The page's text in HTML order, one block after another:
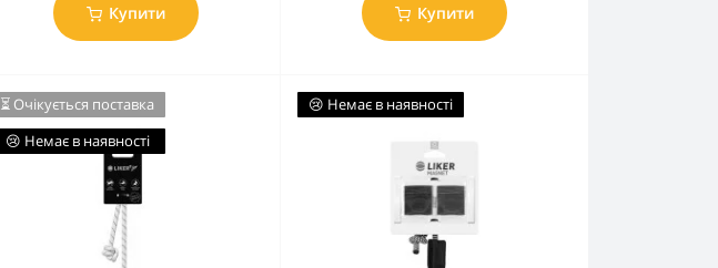
Купити Купити
⏳ Очікується поставка
😢 Немає в наявності
😢 Немає в наявності